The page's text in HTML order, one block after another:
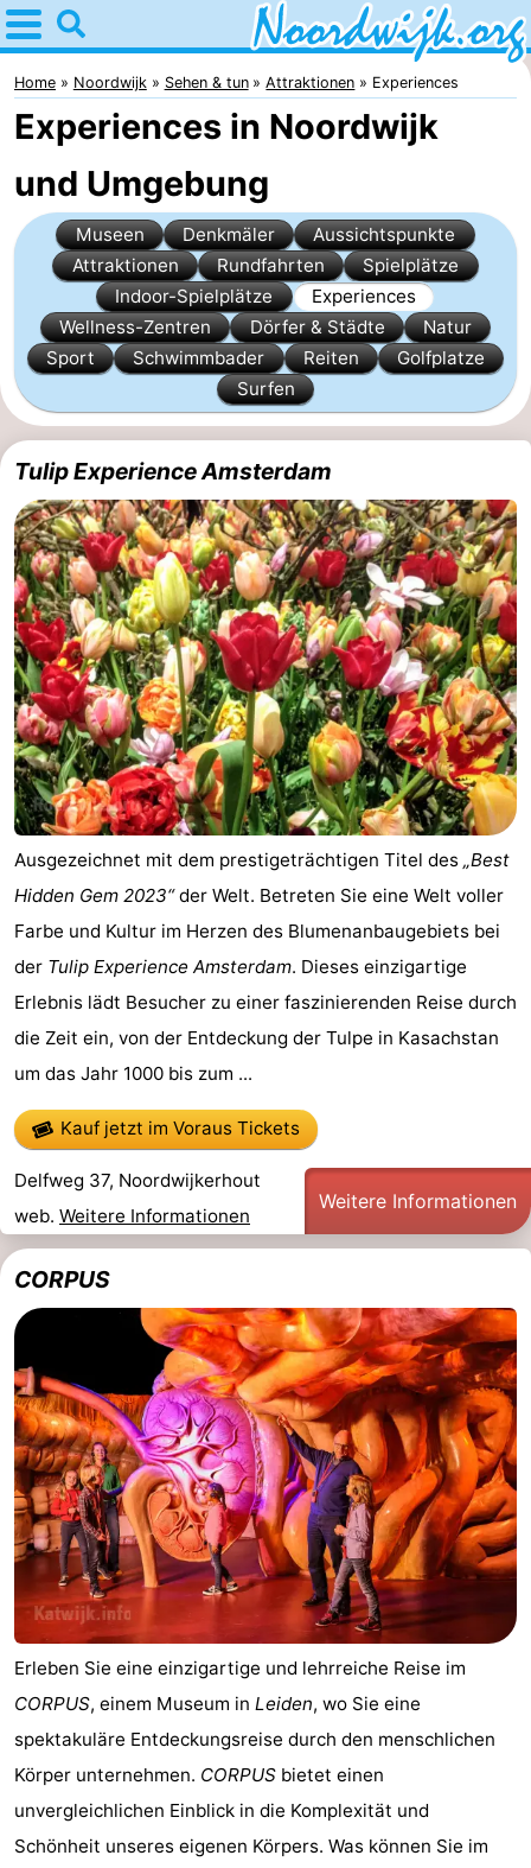
Home
Noordwijk
Tipps
Für
Kindern
Übernachten
Appartements
Campingplätze
Ferienhäuser
De
Gouden
Spar
-
De
Noordduinen
-
Duinresort
Dunimar
-
Noordwijkse
Duinen
-
Parc
du
Soleil
Hotels
Zimmer
(mit
Lastminutes
Sehen
tun
Museen
-
Aussichtspunkte
Attraktionen
Rundfahrten
-
Spielplätze
Indoor-
Spielplätze
Experiences
Wellness-
Zentren
Dörfer
&
Städte
Natur
Sport
Schwimmbader
-
Radfahren
-
Wandern
-
Reiten
-
Home Noordwijk Sehen & tun Attraktionen Experiences
Experiences in Noordwijk
und Umgebung
Museen Denkmäler
Aussichtspunkte
Attraktionen
Rundfahrten
Spielplätze
Indoor-Spielplätze
Experiences
Wellness-Zentren
Dörfer & Städte
Natur
Sport
Schwimmbader Reiten
Golfplatze
Surfen
Tulip Experience Amsterdam
Ausgezeichnet mit dem prestigeträchtigen Titel des „Best
Hidden Gem 2023“der Welt. Betreten Sie eine Welt voller
Farbe und Kultur im Herzen des Blumenanbaugebiets bei
der Tulip Experience Amsterdam. Dieses einzigartige
Erlebnis lädt Besucher zu einer faszinierenden Reise durch
die Zeit ein, von der Entdeckung der Tulpe in Kasachstan
um das Jahr 1000 bis zum ...
Kauf jetzt im Voraus Tickets
Delfweg 37, Noordwijkerhout
web. Weitere Informationen
Weitere Informationen
CORPUS
Erleben Sie eine einzigartige und lehrreiche Reise im
CORPUS, einem Museum in Leiden, wo Sie eine
spektakuläre Entdeckungsreise durch den menschlichen
Körper unternehmen. CORPUS bietet einen
unvergleichlichen Einblick in die Komplexität und
Schönheit unseres eigenen Körpers. Was können Sie im